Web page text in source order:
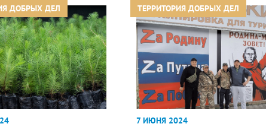
ДОБРЫХ ДЕЛ ТЕРРИТОРИЯ ДОБРЫХ ДЕЛ
7 ИЮНЯ 2024